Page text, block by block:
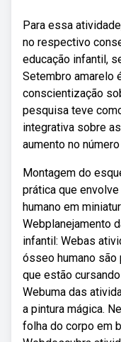
Para essa
no respectivo
educação infantil,
Setembro amarelo
conscientização
pesquisa teve
integrativa sobre
aumento no
Montagem do
prática que
humano em
Webplanejamento
infantil: Webas
ósseo humano são
que estão
Webuma das
a pintura mágica.
folha do corpo em